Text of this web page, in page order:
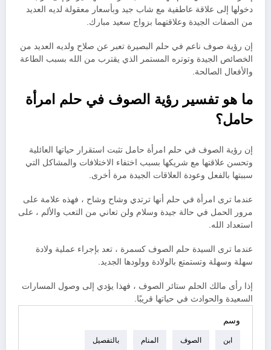
دخولها إلى علاقة عاطفية مع شاب جيد وبأسعار معقولة لديه العديد
من الصفات الجيدة وعلاقتهما بزواج سعيد مبارك.
إن رؤية صوف ناعم في حلم البصيرة تعبر عن صلاح ولديه العديد من
الخصائص الجيدة وتوتره المستمر الذي يقترب من الله بسبب الطاعة
والأفعال الصالحة.
ما هو تفسير رؤية الصوف في حلم امرأة
حامل؟
إن رؤية الصوف في حلم امرأة حامل تثبت استقرار حياتها العائلية
وتحسن علاقتها مع شريكها بسبب اختفاء الاختلافات والمشاكل التي
سببتها بالفعل وعودة العلاقات الجيدة مرة أخرى.
عندما ترى امرأة في حلم أنها ترتدي وشاح وشاح ، فهذه علامة على
مرور الحمل في حالة جيدة وسلام ولن تعاني من التعب والألم ، على
استعداد الله.
عندما ترى السيدة حلم الصوف كسمرة ، تعد بإجراء عملية ولادة
سهلة وسهلة وتستمتع بالولادة وولودها الجديد.
إذا رأى مالك الحلم ستائر الصوف ، فهذا يؤدي إلى وصول المسارات
السعيدة والحوادث في حياتها قريبًا.
وسم
ابن الصوف المنام بالتفصيل